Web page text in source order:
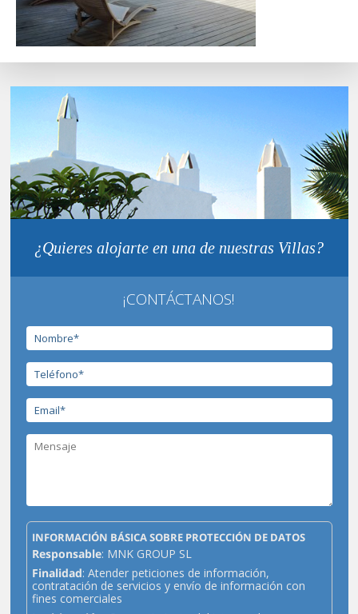
¿Quieres alojarte en una de nuestras Villas?
¡CONTÁCTANOS!
INFORMACIÓN BÁSICA SOBRE PROTECCIÓN DE DATOS
Responsable: MNK GROUP SL
Finalidad: Atender peticiones de información,
contratación de servicios y envío de información con
fines comerciales